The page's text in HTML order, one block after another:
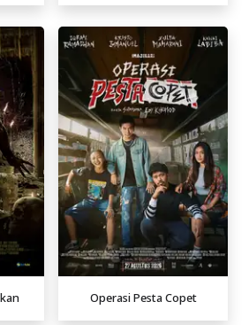
Operasi Pesta Copet